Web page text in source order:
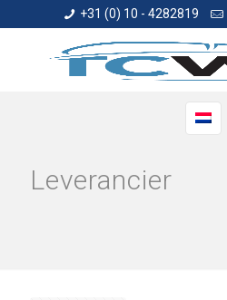
+31 (0) 10 - 4282819
Leverancier